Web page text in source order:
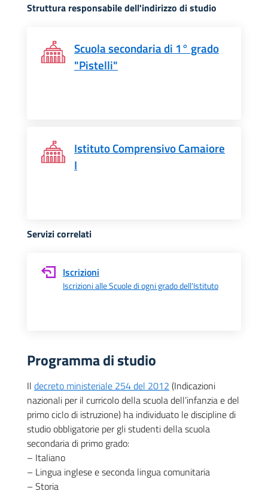
Struttura responsabile dell'indirizzo di studio
Scuola secondaria di 1° grado
"Pistelli"
Istituto Comprensivo Camaiore
I
Servizi correlati
Iscrizioni
Iscrizioni alle Scuole di ogni grado dell'Istituto
Programma di studio
Il decreto ministeriale 254 del 2012 (Indicazioni
nazionali per il curricolo della scuola dell’infanzia e del
primo ciclo di istruzione) ha individuato le discipline di
studio obbligatorie per gli studenti della scuola
secondaria di primo grado:
– Italiano
– Lingua inglese e seconda lingua comunitaria
– Storia